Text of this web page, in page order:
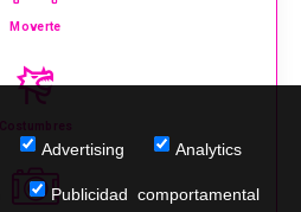
Moverte
Costumbres
Advertising Analytics
Publicidad comportamental